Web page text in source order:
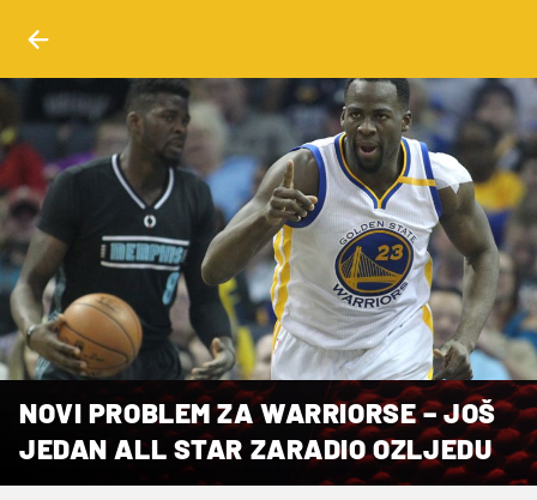
NOVI PROBLEM ZA WARRIORSE – JOŠ
JEDAN ALL STAR ZARADIO OZLJEDU